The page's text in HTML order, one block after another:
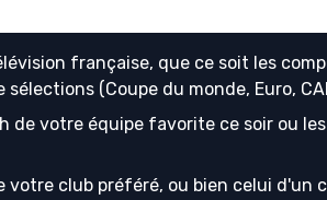
française, que ce soit les
(Coupe du monde, Euro,
de votre équipe favorite ce soir ou
votre club préféré, ou bien celui d'un